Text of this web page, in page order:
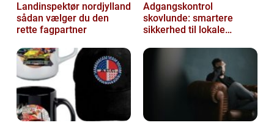
Landinspektør nordjylland
sådan vælger du den
rette fagpartner
Adgangskontrol
skovlunde: smartere
sikkerhed til lokale